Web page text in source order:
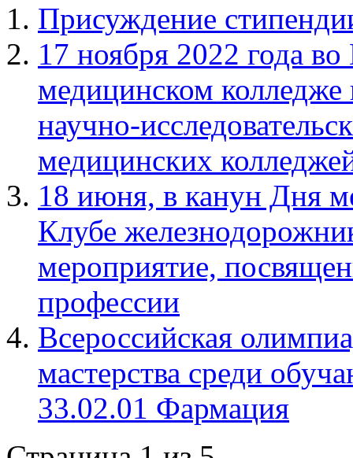
Присуждение
17 ноября 2022 года
медицинском
научно-
медицинских
18 июня, в канун Дня
Клубе
мероприятие,
профессии
Всероссийская
мастерства среди
33.02.01 Фармация